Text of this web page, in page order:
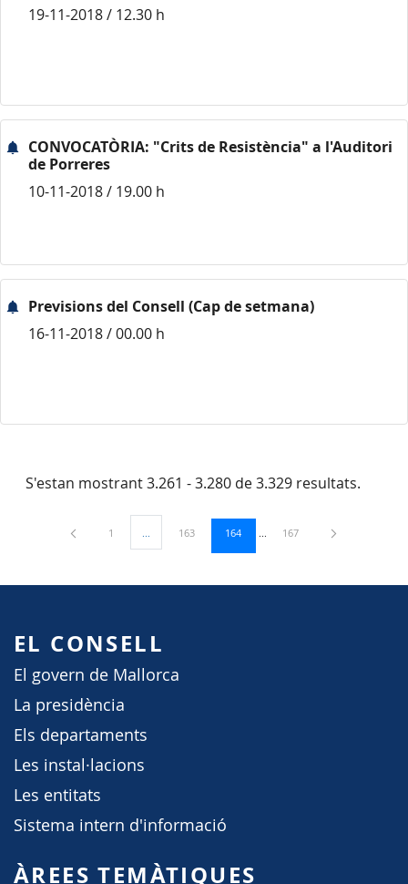
19-11-2018 / 12.30 h
CONVOCATÒRIA: "Crits de Resistència" a l'Auditori
de Porreres
10-11-2018 / 19.00 h
Previsions del Consell (Cap de setmana)
16-11-2018 / 00.00 h
S'estan mostrant 3.261 - 3.280 de 3.329 resultats.
Pàgina
1 Pàgines intermèdies Utilitzeu TAB per navegar.
Pàgina
163 Pàgina
164 Pàgina
167
EL CONSELL
El govern de Mallorca
La presidència
Els departaments
Les instal·lacions
Les entitats
Sistema intern d'informació
ÀREES TEMÀTIQUES